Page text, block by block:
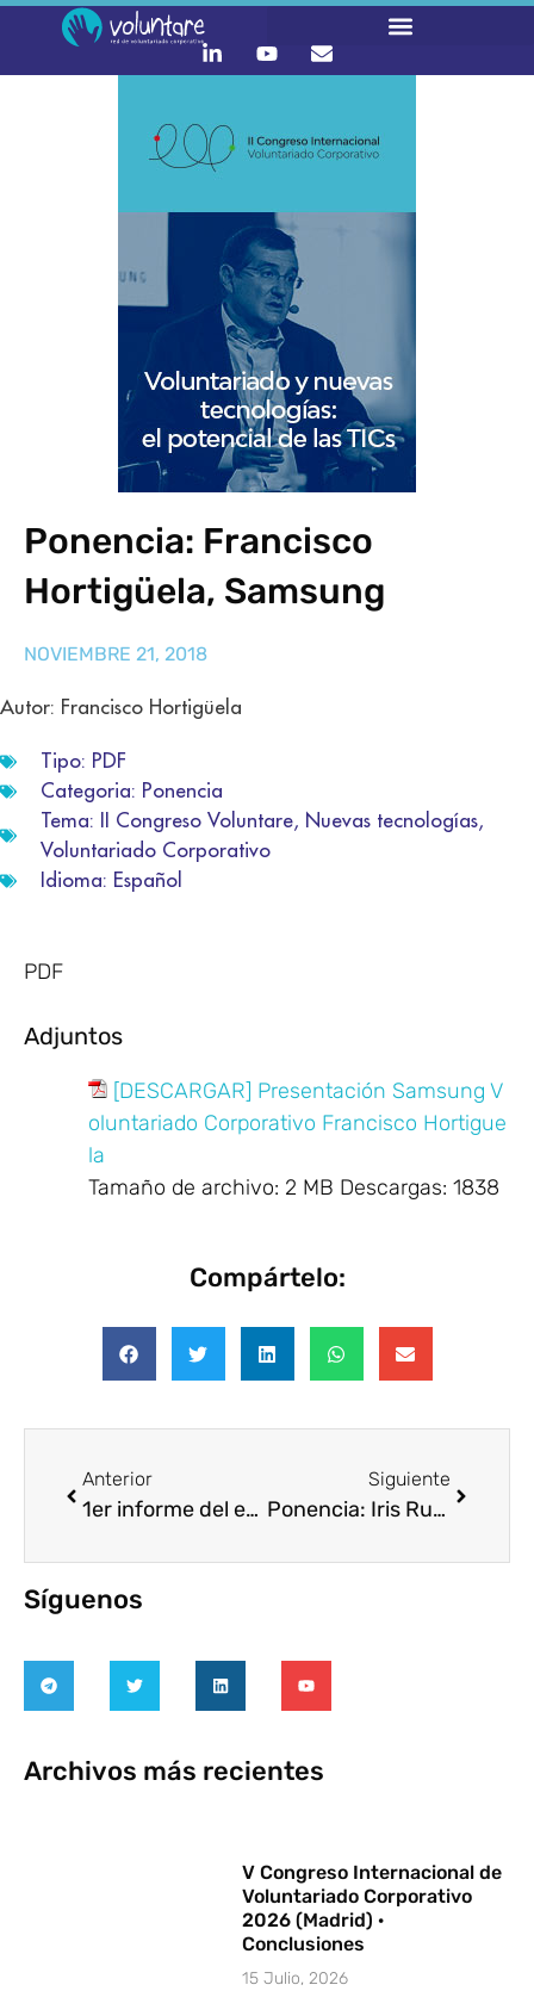
Ponencia: Francisco
Hortigüela, Samsung
NOVIEMBRE 21, 2018
Autor: Francisco Hortigüela
Tipo: PDF
Categoria: Ponencia
Tema: II Congreso Voluntare, Nuevas tecnologías,
Voluntariado Corporativo
Idioma: Español
PDF
Adjuntos
[DESCARGAR] Presentación Samsung V
oluntariado Corporativo Francisco Hortigue
la
Tamaño de archivo: 2 MB Descargas: 1838
Compártelo:
Anterior
1er informe del estado del Voluntariado Corporativo en el Perú
Siguiente
Ponencia: Iris Rueda, Gobierno de Aragón
Síguenos
Archivos más recientes
V Congreso Internacional de
Voluntariado Corporativo
2026 (Madrid) ·
Conclusiones
15 Julio, 2026